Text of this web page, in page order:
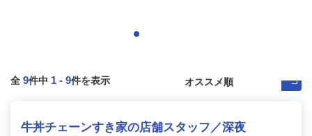
全 9件中 1 - 9件を表示
牛丼チェーンすき家の店舗スタッフ／深夜